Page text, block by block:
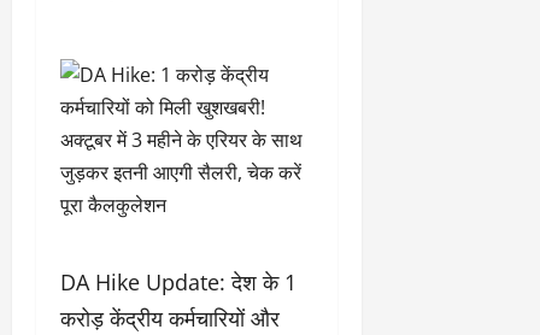
DA Hike Update: देश के 1
करोड़ केंद्रीय कर्मचारियों और